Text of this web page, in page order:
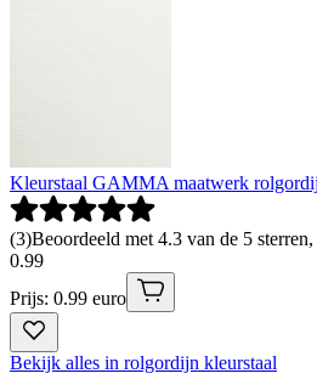
Kleurstaal GAMMA maatwerk
(3)Beoordeeld met 4.3 van de 5
0.99
Prijs: 0.99 euro
Bekijk alles in rolgordijn kleurstaal